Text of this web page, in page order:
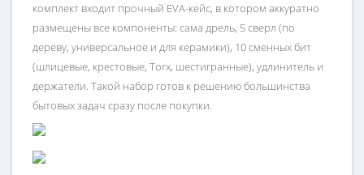
комплект входит прочный EVA-кейс, в котором аккуратно
размещены все компоненты: сама дрель, 5 сверл (по
дереву, универсальное и для керамики), 10 сменных бит
(шлицевые, крестовые, Torx, шестигранные), удлинитель и
держатели. Такой набор готов к решению большинства
бытовых задач сразу после покупки.​